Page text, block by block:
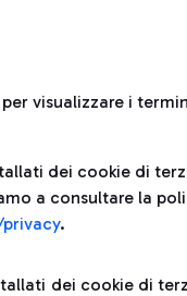
visualizzare i
dei cookie di
a consultare la
.
dei cookie di